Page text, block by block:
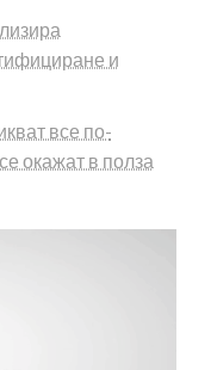
и
все по-
окажат в полза